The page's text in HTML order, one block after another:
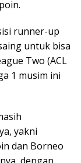
runner-up
untuk bisa
Two (ACL
1 musim ini
yakni
dan Borneo